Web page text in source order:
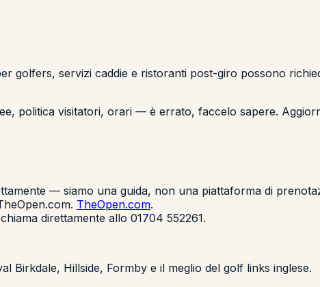
golfers, servizi caddie e ristoranti post-giro possono
politica visitatori, orari — è errato, faccelo sapere.
— siamo una guida, non una piattaforma di
TheOpen.com.
direttamente allo 01704 552261.
Birkdale, Hillside, Formby e il meglio del golf links inglese.